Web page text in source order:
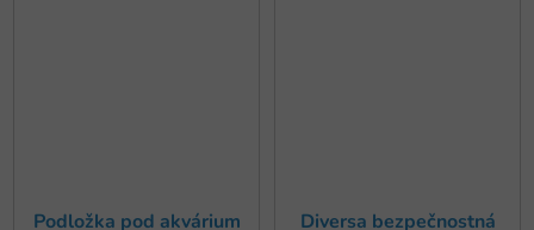
Podložka pod akvárium
Diversa bezpečnostná